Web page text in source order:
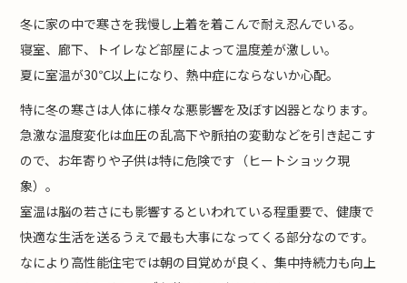
冬に家の中で寒さを我慢し上着を着こんで耐え忍んでいる。
寝室、廊下、トイレなど部屋によって温度差が激しい。
夏に室温が30℃以上になり、熱中症にならないか心配。
特に冬の寒さは人体に様々な悪影響を及ぼす凶器となります。
急激な温度変化は血圧の乱高下や脈拍の変動などを引き起こす
ので、お年寄りや子供は特に危険です（ヒートショック現
象）。
室温は脳の若さにも影響するといわれている程重要で、健康で
快適な生活を送るうえで最も大事になってくる部分なのです。
なにより高性能住宅では朝の目覚めが良く、集中持続力も向上